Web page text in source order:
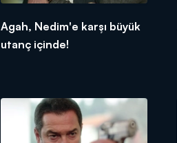
Agah, Nedim'e karşı büyük
utanç içinde!